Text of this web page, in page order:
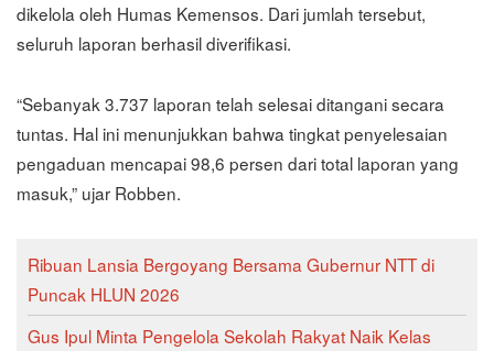
dikelola oleh Humas Kemensos. Dari jumlah tersebut,
seluruh laporan berhasil diverifikasi.
“Sebanyak 3.737 laporan telah selesai ditangani secara
tuntas. Hal ini menunjukkan bahwa tingkat penyelesaian
pengaduan mencapai 98,6 persen dari total laporan yang
masuk,” ujar Robben.
Ribuan Lansia Bergoyang Bersama Gubernur NTT di
Puncak HLUN 2026
Gus Ipul Minta Pengelola Sekolah Rakyat Naik Kelas